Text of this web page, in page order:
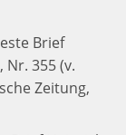
Brief
Nr. 355 (v.
Zeitung,